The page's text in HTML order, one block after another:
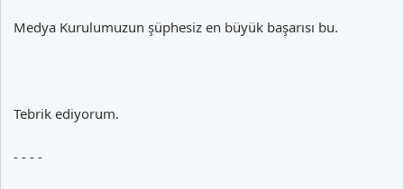
Medya Kurulumuzun şüphesiz en büyük başarısı bu.
Tebrik ediyorum.
- - - -